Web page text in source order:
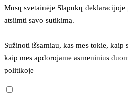
Mūsų svetainėje Slapukų deklaracijoje
atsiimti savo sutikimą.
Sužinoti išsamiau, kas mes tokie, kaip
kaip mes apdorojame asmeninius
politikoje